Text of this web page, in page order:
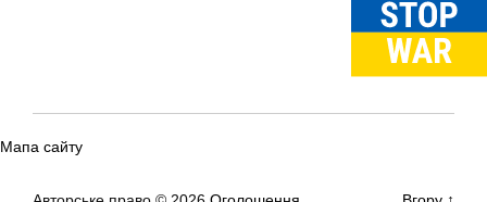
Мапа сайту